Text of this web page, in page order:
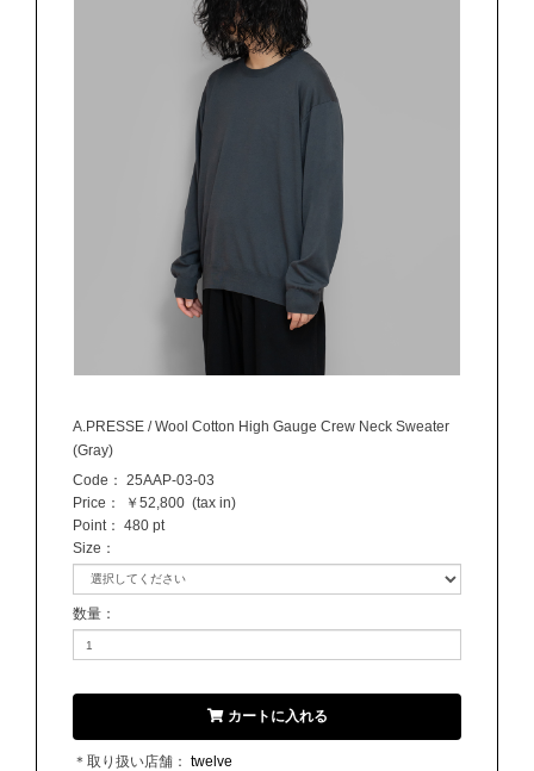
A.PRESSE / Wool Cotton High Gauge Crew Neck Sweater
(Gray)
Code： 25AAP-03-03
Price：
￥52,800 (tax in)
Point： 480 pt
Size ：
数量 ：
カートに入れる
＊取り扱い店舗： twelve